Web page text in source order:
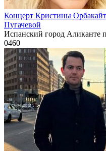
Концерт Кристины
Пугачевой
Испанский город Аликанте
0460